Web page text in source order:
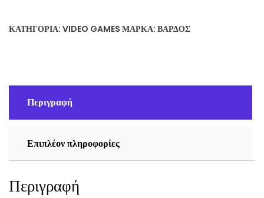
(PSP)
ΚΑΤΗΓΟΡΊΑ: VIDEO GAMES ΜΆΡΚΑ: ΒΆΡΔΟΣ
Περιγραφή
Επιπλέον πληροφορίες
Περιγραφή